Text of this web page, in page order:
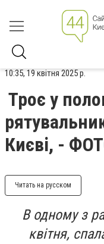
10:35, 19 квітня 2025 р.
Троє у
Києві, -
Читать на русском
В одному з
квітня,